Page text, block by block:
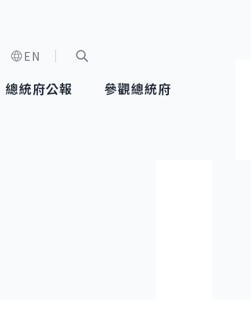
級選單
EN
總統府公報 參觀總統府